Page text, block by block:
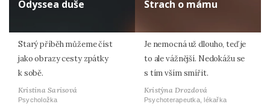
Odyssea duše
Starý příběh můžeme číst
jako obrazy cesty zpátky
k sobě.
Kristina Sarisová
Psycholožka
Strach o mámu
Je nemocná už dlouho, teď je
to ale vážnější. Nedokážu se
s tím vším smířit.
Kristýna Drozdová
Psychoterapeutka, lékařka